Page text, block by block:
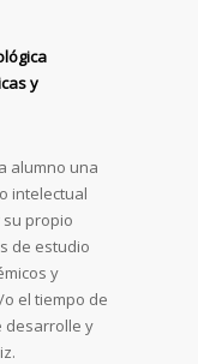
y
alumno una
intelectual
propio
de estudio
y
el tiempo de
desarrolle y